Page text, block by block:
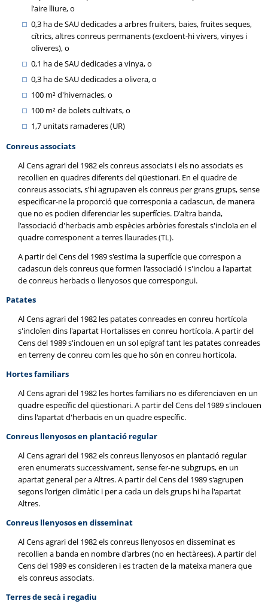
l'aire lliure, o
0,3 ha de SAU dedicades a arbres fruiters, baies, fruites seques,
cítrics, altres conreus permanents (excloent-hi vivers, vinyes i
oliveres), o
0,1 ha de SAU dedicades a vinya, o
0,3 ha de SAU dedicades a olivera, o
100 m² d'hivernacles, o
100 m² de bolets cultivats, o
1,7 unitats ramaderes (UR)
Conreus associats
Al Cens agrari del 1982 els conreus associats i els no associats es
recollien en quadres diferents del qüestionari. En el quadre de
conreus associats, s'hi agrupaven els conreus per grans grups, sense
especificar-ne la proporció que corresponia a cadascun, de manera
que no es podien diferenciar les superfícies. D'altra banda,
l'associació d'herbacis amb espècies arbòries forestals s'incloïa en el
quadre corresponent a terres llaurades (TL).
A partir del Cens del 1989 s'estima la superfície que correspon a
cadascun dels conreus que formen l'associació i s'inclou a l'apartat
de conreus herbacis o llenyosos que correspongui.
Patates
Al Cens agrari del 1982 les patates conreades en conreu hortícola
s'incloïen dins l'apartat Hortalisses en conreu hortícola. A partir del
Cens del 1989 s'inclouen en un sol epígraf tant les patates conreades
en terreny de conreu com les que ho són en conreu hortícola.
Hortes familiars
Al Cens agrari del 1982 les hortes familiars no es diferenciaven en un
quadre específic del qüestionari. A partir del Cens del 1989 s'inclouen
dins l'apartat d'herbacis en un quadre específic.
Conreus llenyosos en plantació regular
Al Cens agrari del 1982 els conreus llenyosos en plantació regular
eren enumerats successivament, sense fer-ne subgrups, en un
apartat general per a Altres. A partir del Cens del 1989 s'agrupen
segons l'origen climàtic i per a cada un dels grups hi ha l'apartat
Altres.
Conreus llenyosos en disseminat
Al Cens agrari del 1982 els conreus llenyosos en disseminat es
recollien a banda en nombre d'arbres (no en hectàrees). A partir del
Cens del 1989 es consideren i es tracten de la mateixa manera que
els conreus associats.
Terres de secà i regadiu